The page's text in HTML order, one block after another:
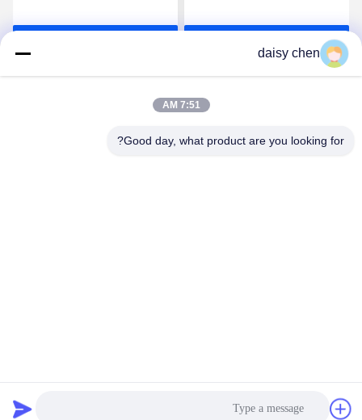
سريعة
احصل على افضل سعر
daisy chen
7:51 AM
Good day, what product are you looking for?